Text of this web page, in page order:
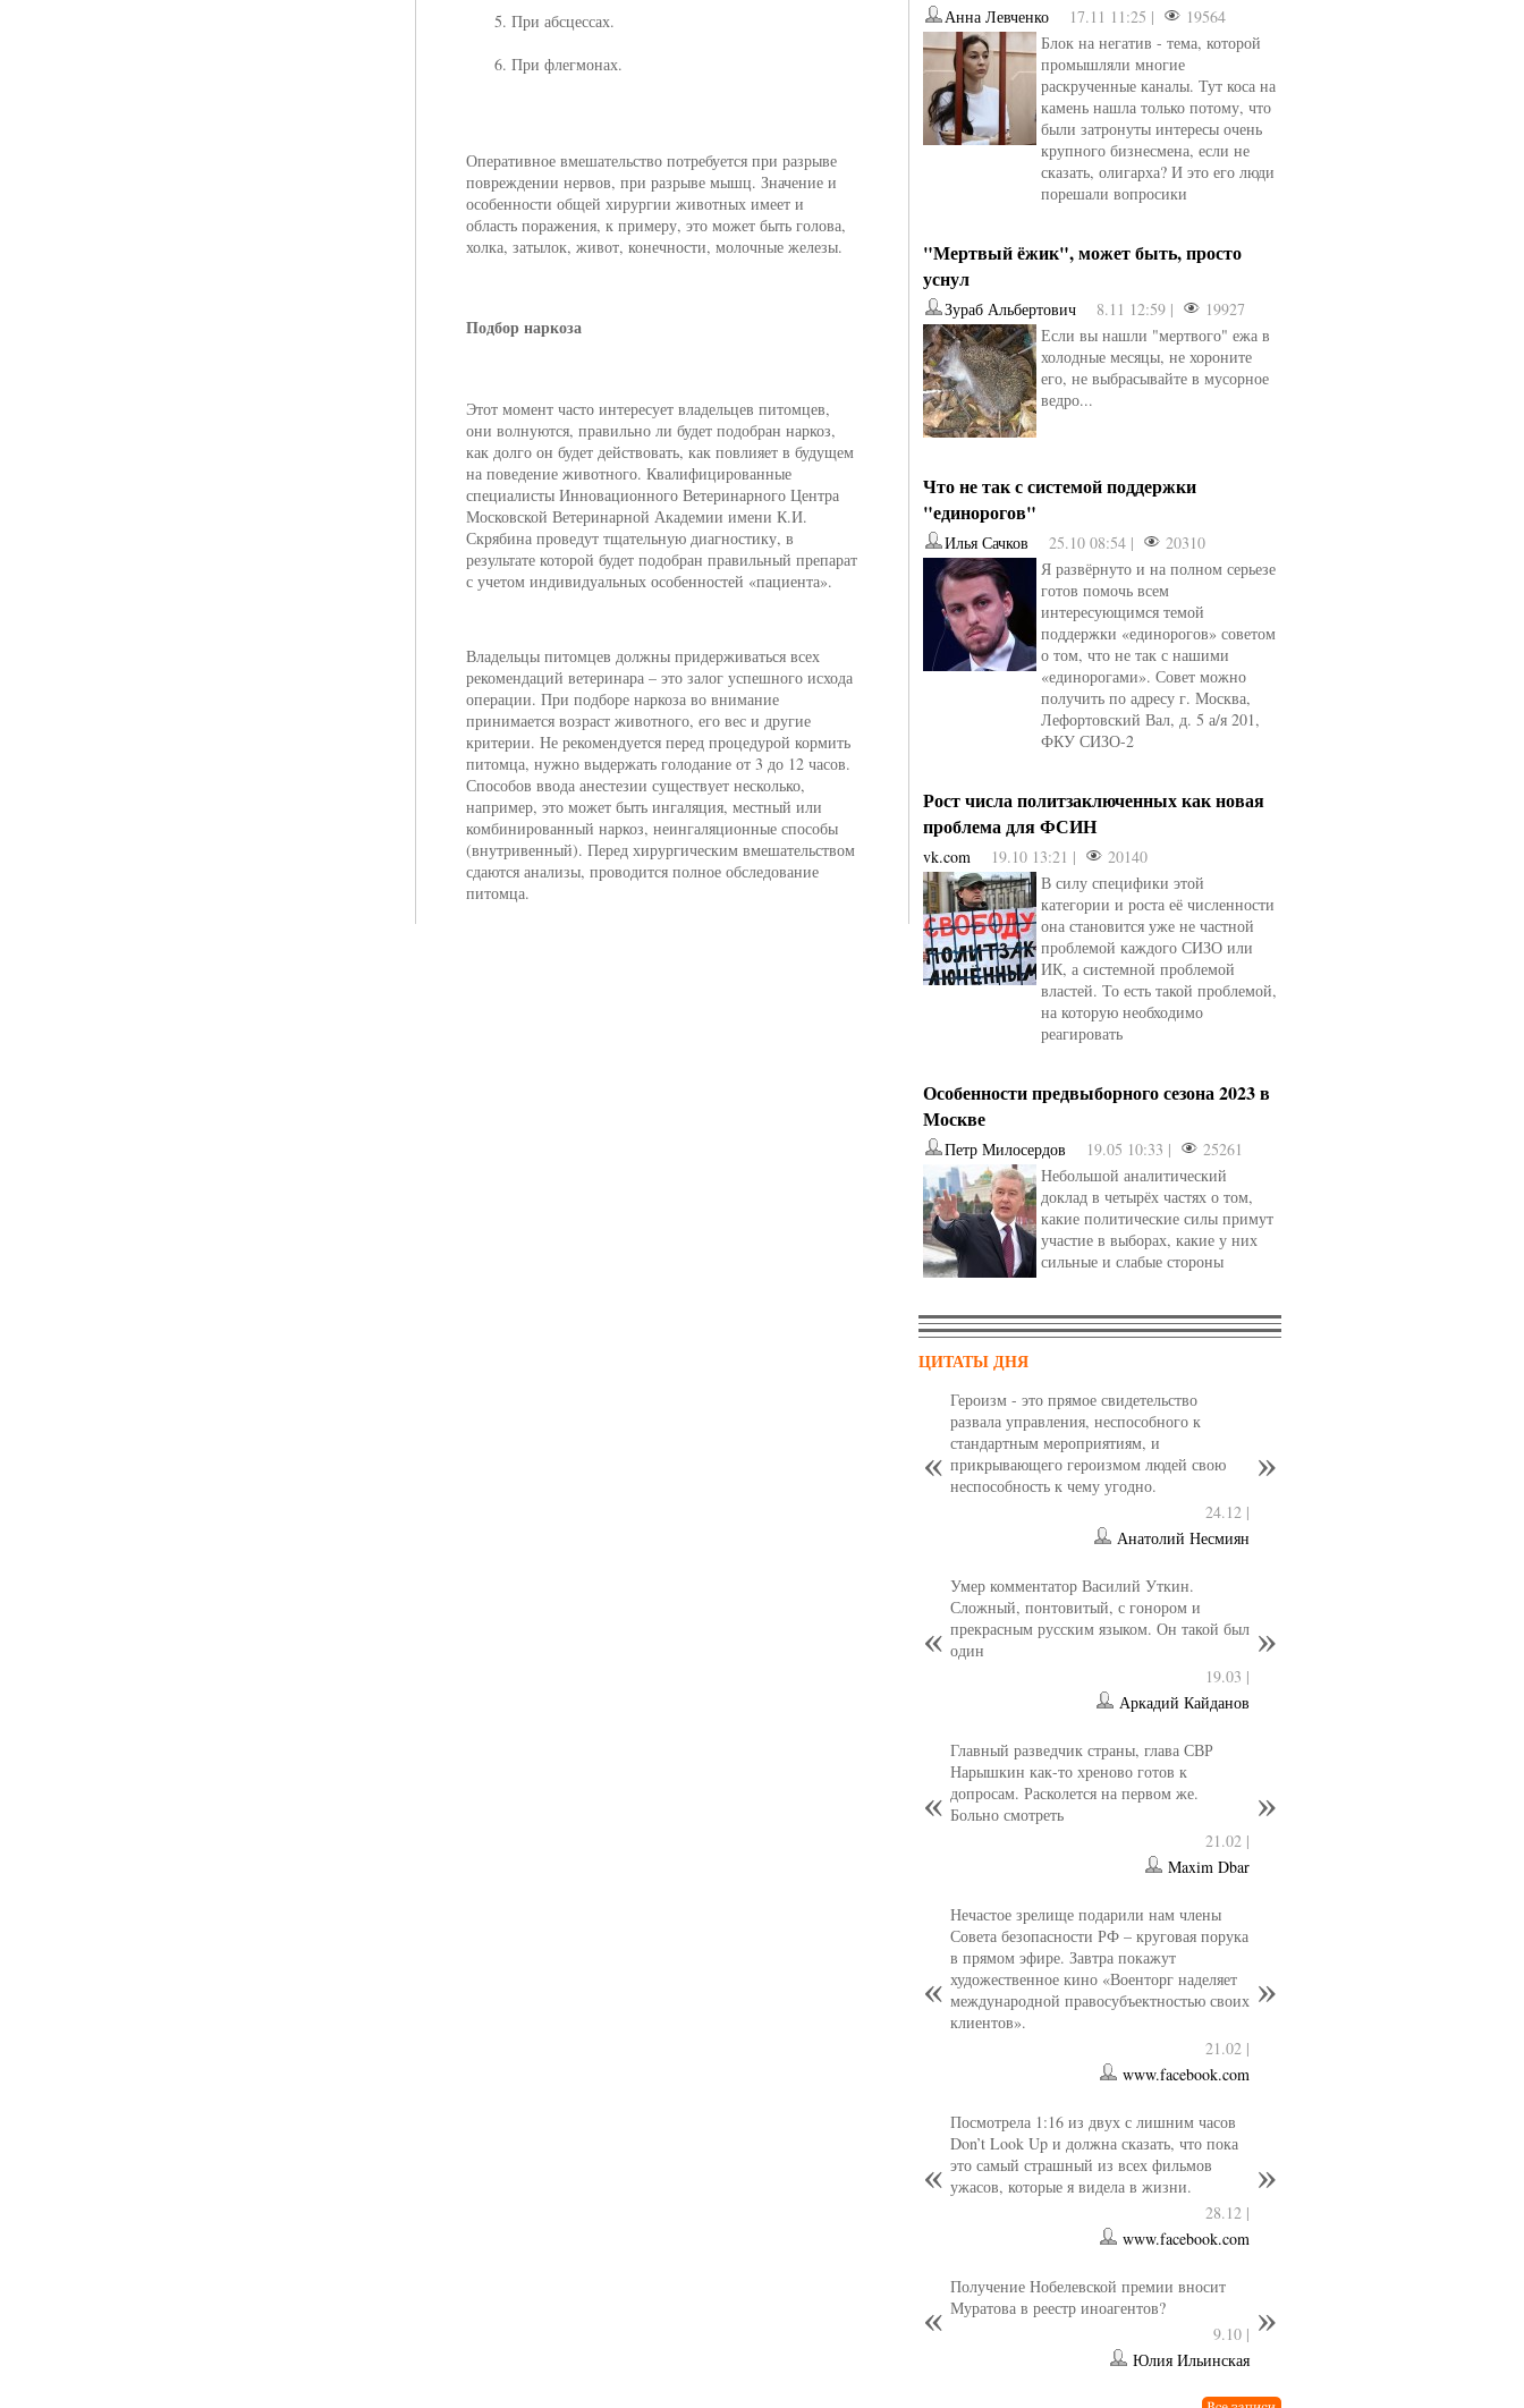
При абсцессах.
При флегмонах.
Оперативное вмешательство потребуется при разрыве
повреждении нервов, при разрыве мышц. Значение и
особенности общей хирургии животных имеет и
область поражения, к примеру, это может быть голова,
холка, затылок, живот, конечности, молочные железы.
Подбор наркоза
Этот момент часто интересует владельцев питомцев,
они волнуются, правильно ли будет подобран наркоз,
как долго он будет действовать, как повлияет в будущем
на поведение животного. Квалифицированные
специалисты Инновационного Ветеринарного Центра
Московской Ветеринарной Академии имени К.И.
Скрябина проведут тщательную диагностику, в
результате которой будет подобран правильный препарат
с учетом индивидуальных особенностей «пациента».
Владельцы питомцев должны придерживаться всех
рекомендаций ветеринара – это залог успешного исхода
операции. При подборе наркоза во внимание
принимается возраст животного, его вес и другие
критерии. Не рекомендуется перед процедурой кормить
питомца, нужно выдержать голодание от 3 до 12 часов.
Способов ввода анестезии существует несколько,
например, это может быть ингаляция, местный или
комбинированный наркоз, неингаляционные способы
(внутривенный). Перед хирургическим вмешательством
сдаются анализы, проводится полное обследование
питомца.
Анна Левченко 17.11 11:25 |
19564
Блок на негатив - тема, которой
промышляли многие
раскрученные каналы. Тут коса на
камень нашла только потому, что
были затронуты интересы очень
крупного бизнесмена, если не
сказать, олигарха? И это его люди
порешали вопросики
"Мертвый ёжик", может быть, просто
уснул
Зураб Альбертович 8.11 12:59 |
19927
Если вы нашли "мертвого" ежа в
холодные месяцы, не хороните
его, не выбрасывайте в мусорное
ведро...
Что не так с системой поддержки
"единорогов"
Илья Сачков 25.10 08:54 |
20310
Я развёрнуто и на полном серьезе
готов помочь всем
интересующимся темой
поддержки «единорогов» советом
о том, что не так с нашими
«единорогами». Совет можно
получить по адресу г. Москва,
Лефортовский Вал, д. 5 а/я 201,
ФКУ СИЗО-2
Рост числа политзаключенных как новая
проблема для ФСИН
vk.com 19.10 13:21 |
20140
В силу специфики этой
категории и роста её численности
она становится уже не частной
проблемой каждого СИЗО или
ИК, а системной проблемой
властей. То есть такой проблемой,
на которую необходимо
реагировать
Особенности предвыборного сезона 2023 в
Москве
Петр Милосердов 19.05 10:33 |
25261
Небольшой аналитический
доклад в четырёх частях о том,
какие политические силы примут
участие в выборах, какие у них
сильные и слабые стороны
ЦИТАТЫ ДНЯ
Героизм - это прямое свидетельство
развала управления, неспособного к
стандартным мероприятиям, и
прикрывающего героизмом людей свою
неспособность к чему угодно.
24.12 |
Анатолий Несмиян
Умер комментатор Василий Уткин.
Сложный, понтовитый, с гонором и
прекрасным русским языком. Он такой был
один
19.03 |
Аркадий Кайданов
Главный разведчик страны, глава СВР
Нарышкин как-то хреново готов к
допросам. Расколется на первом же.
Больно смотреть
21.02 |
Maxim Dbar
Нечастое зрелище подарили нам члены
Совета безопасности РФ – круговая порука
в прямом эфире. Завтра покажут
художественное кино «Военторг наделяет
международной правосубъектностью своих
клиентов».
21.02 |
www.facebook.com
Посмотрела 1:16 из двух с лишним часов
Don’t Look Up и должна сказать, что пока
это самый страшный из всех фильмов
ужасов, которые я видела в жизни.
28.12 |
www.facebook.com
Получение Нобелевской премии вносит
Муратова в реестр иноагентов?
9.10 |
Юлия Ильинская